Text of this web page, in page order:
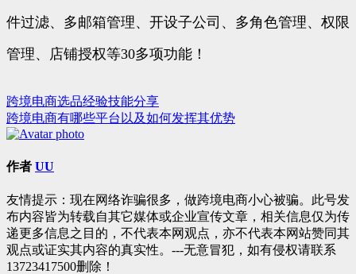
件过滤、多邮箱管理、开设子公司、多角色管理、权限
管理、店铺授权等30多项功能！
文
章
导
跨境电商选品经验技能分享
跨境电商有哪些平台以及如何发挥其优势
作者 UU
友情提示：现在网络诈骗很多，做跨境电商小心被骗。此号发
布内容皆为转载自其它媒体或企业宣传文章，相关信息仅为传
递更多信息之目的，不代表本网观点，亦不代表本网站赞同其
观点或证实其内容的真实性。---无意冒犯，如有侵权请联系
13723417500删除！